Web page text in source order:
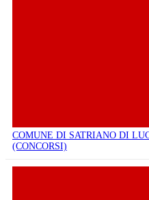
COMUNE DI SATRIANO DI
(CONCORSI)